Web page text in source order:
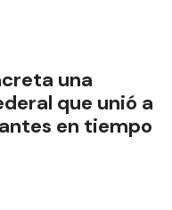
una
que unió a
en tiempo